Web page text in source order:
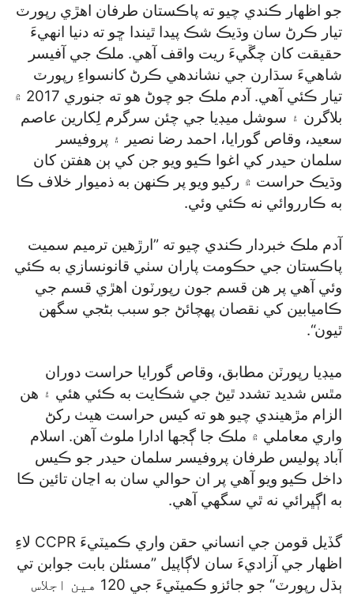
جو اظهار ڪندي چيو ته پاڪستان طرفان اهڙي رپورٽ
تيار ڪرڻ سان وڌيڪ شڪ پيدا ٿيندا ڇو ته دنيا انهيءَ
حقيقت کان چڱيءَ ريت واقف آهي. ملڪ جي آفيسر
شاهيءَ سڌارن جي نشاندهي ڪرڻ کانسواءِ رپورٽ
تيار ڪئي آهي. آدم ملڪ جو چوڻ هو ته جنوري 2017 ۾
بلاگرن ۽ سوشل ميڊيا جي چئن سرگرم لِکارين عاصم
سعيد، وقاص گورايا، احمد رضا نصير ۽ پروفيسر
سلمان حيدر کي اغوا ڪيو ويو جن کي ٻن هفتن کان
وڌيڪ حراست ۾ رکيو ويو پر ڪنهن به ذميوار خلاف ڪا
به ڪارروائي نه ڪئي وئي.
آدم ملڪ خبردار ڪندي چيو ته ”ارڙهين ترميم سميت
پاڪستان جي حڪومت پاران سٺي قانونسازي به ڪئي
وئي آهي پر هن قسم جون رپورٽون اهڙي قسم جي
ڪاميابين کي نقصان پهچائڻ جو سبب بڻجي سگھن
ٿيون“.
ميڊيا رپورٽن مطابق، وقاص گورايا حراست دوران
مٿس شديد تشدد ٿيڻ جي شڪايت به ڪئي هئي ۽ هن
الزام مڙهيندي چيو هو ته کيس حراست هيٺ رکڻ
واري معاملي ۾ ملڪ جا ڳجها ادارا ملوث آهن. اسلام
آباد پوليس طرفان پروفيسر سلمان حيدر جو ڪيس
داخل ڪيو ويو آهي پر ان حوالي سان به اڃان تائين ڪا
به اڳڀرائي نه ٿي سگھي آهي.
گڏيل قومن جي انساني حقن واري ڪميٽيءَ CCPR لاءِ
اظهار جي آزاديءَ سان لاڳاپيل ”مسئلن بابت جوابن تي
ٻڌل رپورٽ“ جو جائزو ڪميٽيءَ جي 120 هين اجلاس